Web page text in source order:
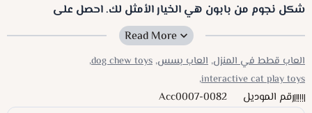
شكل نجوم من بابون هي الخيار الأمثل لك. احصل على
مجموعتك اليوم واجعل حياة حيوانك الأليف أكثر سعادة!
العاب قطط في المنزل, العاب بسس, dog chew toys,
interactive cat play toys,
رقم الموديل Acc0007-0082